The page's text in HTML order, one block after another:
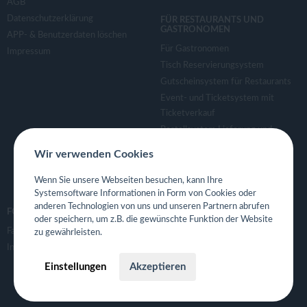
AGB
Datenschutzerklärung
APP- & Benutzerdaten löschen
Impressum
FÜR RESTAURANTS UND
GASTRONOMEN
Für Gastronomen
Tisch Reservierungsystem
Gutscheinsystem für Restaurants
Event- und Ticketsystem mit
Ticketverkauf
Bestellsystem Lieferung und
Eigene App für Restaurant
FOLGE UNS
Facebook
Instagram
Wir verwenden Cookies
Wenn Sie unsere Webseiten besuchen, kann Ihre
Systemsoftware Informationen in Form von Cookies oder
anderen Technologien von uns und unseren Partnern abrufen
oder speichern, um z.B. die gewünschte Funktion der Website
zu gewährleisten.
Einstellungen Akzeptieren